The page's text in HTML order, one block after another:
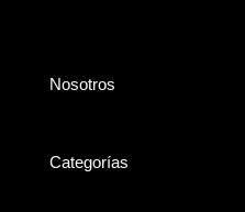
Nosotros
Categorías